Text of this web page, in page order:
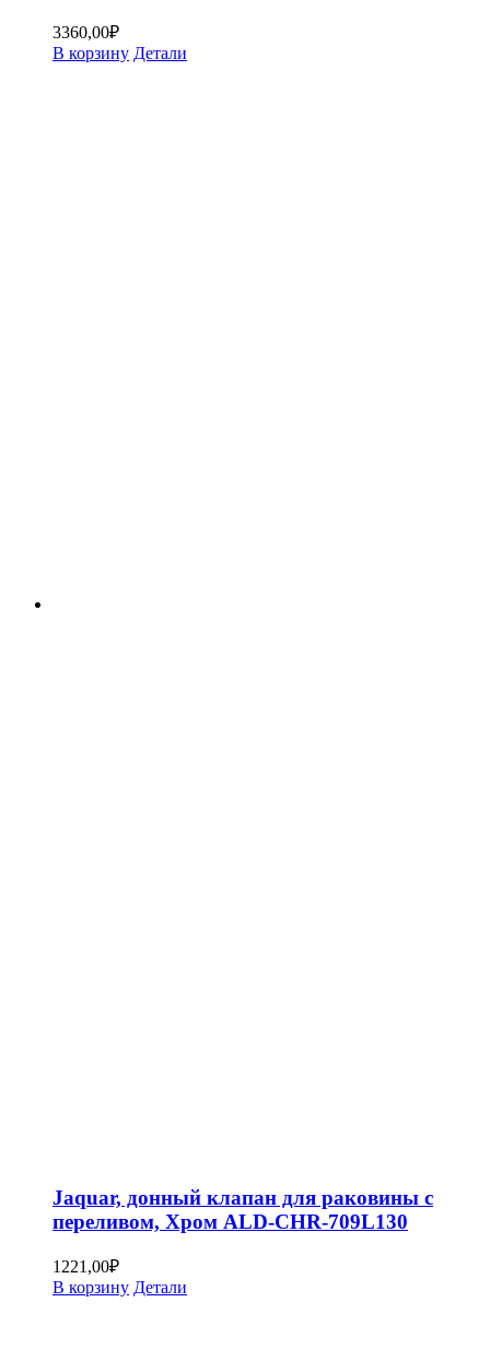
3360,00₽
В корзину Детали
Jaquar, донный клапан для раковины с
переливом, Хром ALD-CHR-709L130
1221,00₽
В корзину Детали